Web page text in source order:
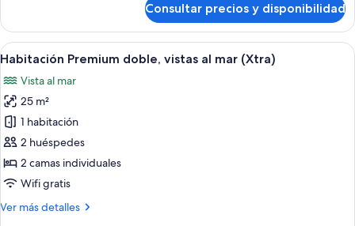
2
Adults
+
2
Children)
doble,
vistas
a
piscina
(Sol,
2
Adults
+
2
Children)
Consultar precios y disponibilidad
Abrir
todas
las
fotos
de
Habitación
Premium
doble,
al
Habitación de hotel con dos camas,
5
Habitación Premium doble, vistas al mar (Xtra)
Vista al mar
25 m²
1 habitación
2 huéspedes
2 camas individuales
Wifi gratis
Ver más detalles
Más